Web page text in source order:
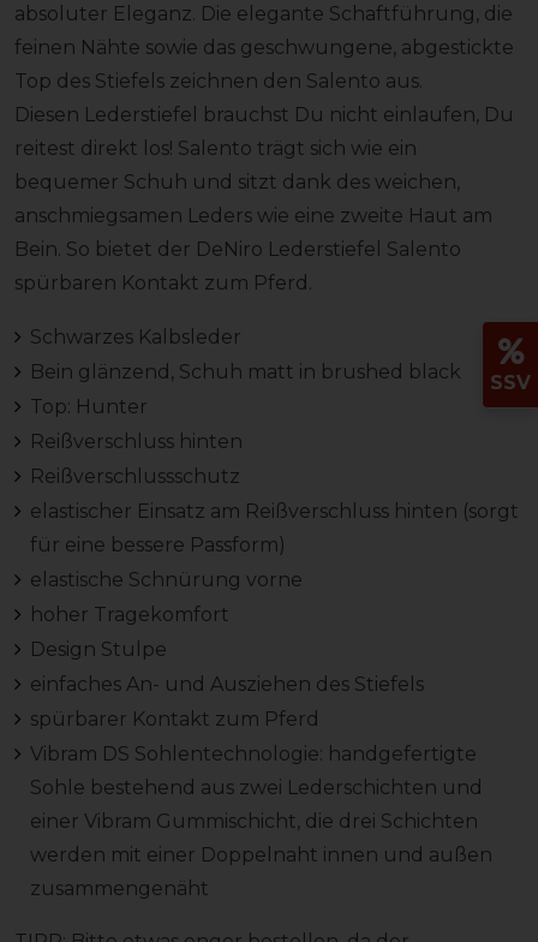
absoluter Eleganz. Die elegante Schaftführung, die
feinen Nähte sowie das geschwungene, abgestickte
Top des Stiefels zeichnen den Salento aus.
Diesen Lederstiefel brauchst Du nicht einlaufen, Du
reitest direkt los! Salento trägt sich wie ein
bequemer Schuh und sitzt dank des weichen,
anschmiegsamen Leders wie eine zweite Haut am
Bein. So bietet der DeNiro Lederstiefel Salento
spürbaren Kontakt zum Pferd.
Schwarzes Kalbsleder
Bein glänzend, Schuh matt in brushed black
Top: Hunter
Reißverschluss hinten
Reißverschlussschutz
elastischer Einsatz am Reißverschluss hinten (sorgt
für eine bessere Passform)
elastische Schnürung vorne
hoher Tragekomfort
Design Stulpe
einfaches An- und Ausziehen des Stiefels
spürbarer Kontakt zum Pferd
Vibram DS Sohlentechnologie: handgefertigte
Sohle bestehend aus zwei Lederschichten und
einer Vibram Gummischicht, die drei Schichten
werden mit einer Doppelnaht innen und außen
zusammengenäht
SSV